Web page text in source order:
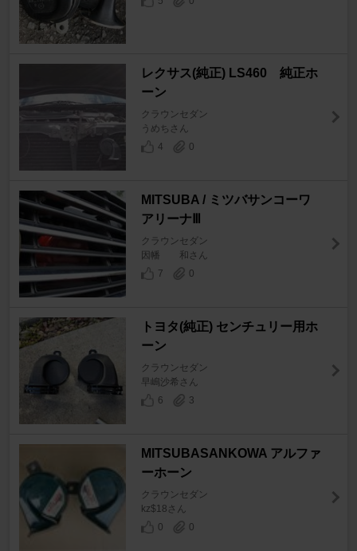
レクサス(純正) LS460 純正ホ
ーン
クラウンセダン
うめちさん
4
0
MITSUBA / ミツバサンコーワ
アリーナⅢ
クラウンセダン
因幡 和さん
7
0
トヨタ(純正) センチュリー用ホ
ーン
クラウンセダン
早嶋沙希さん
6
3
MITSUBASANKOWA アルファ
ーホーン
クラウンセダン
kz$18さん
0
0